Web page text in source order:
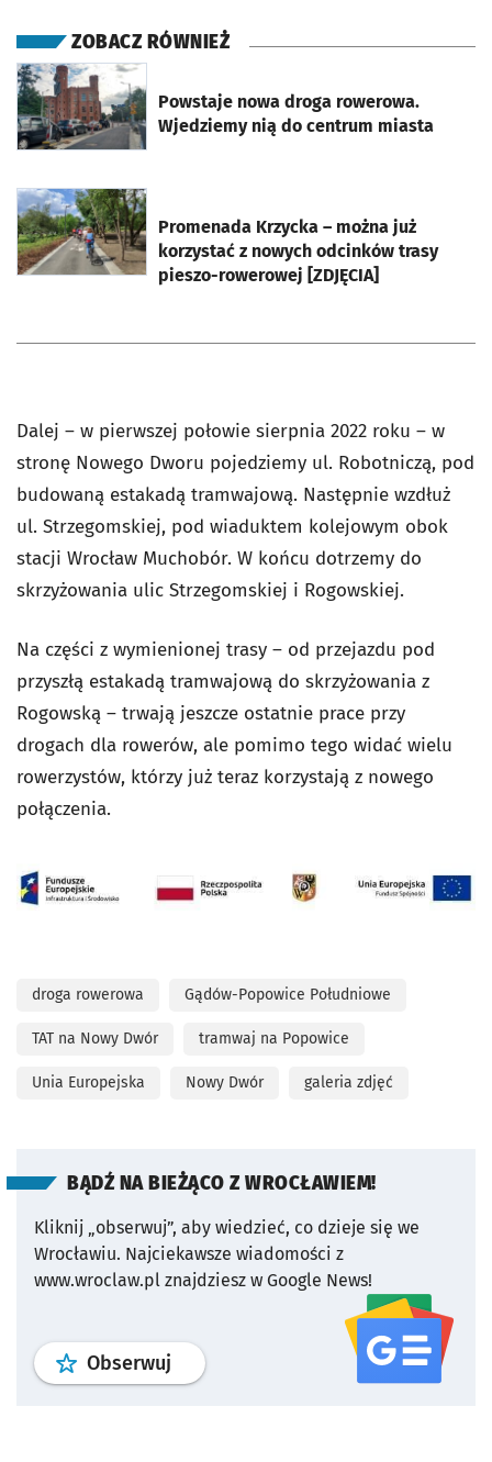
ZOBACZ RÓWNIEŻ
Powstaje nowa droga rowerowa.
Wjedziemy nią do centrum miasta
otworzy się w nowej karcie
Promenada Krzycka – można już
korzystać z nowych odcinków trasy
pieszo-rowerowej [ZDJĘCIA]
otworzy się w nowej karcie
Dalej – w pierwszej połowie sierpnia 2022 roku – w
stronę Nowego Dworu pojedziemy ul. Robotniczą, pod
budowaną estakadą tramwajową. Następnie wzdłuż
ul. Strzegomskiej, pod wiaduktem kolejowym obok
stacji Wrocław Muchobór. W końcu dotrzemy do
skrzyżowania ulic Strzegomskiej i Rogowskiej.
Na części z wymienionej trasy – od przejazdu pod
przyszłą estakadą tramwajową do skrzyżowania z
Rogowską – trwają jeszcze ostatnie prace przy
drogach dla rowerów, ale pomimo tego widać wielu
rowerzystów, którzy już teraz korzystają z nowego
połączenia.
droga rowerowa Gądów-Popowice Południowe
TAT na Nowy Dwór tramwaj na Popowice
Unia Europejska Nowy Dwór galeria zdjęć
BĄDŹ NA BIEŻĄCO Z WROCŁAWIEM!
Kliknij „obserwuj”, aby wiedzieć, co dzieje się we
Wrocławiu. Najciekawsze wiadomości z
www.wroclaw.pl znajdziesz w Google News!
Obserwuj profil serwisu